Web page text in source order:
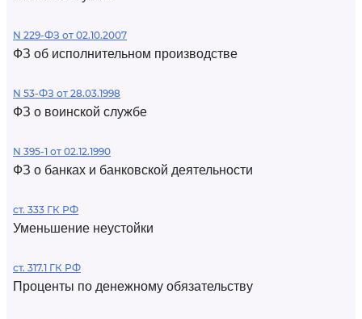
N 229-ФЗ от 02.10.2007
ФЗ об исполнительном производстве
N 53-ФЗ от 28.03.1998
ФЗ о воинской службе
N 395-1 от 02.12.1990
ФЗ о банках и банковской деятельности
ст. 333 ГК РФ
Уменьшение неустойки
ст. 317.1 ГК РФ
Проценты по денежному обязательству